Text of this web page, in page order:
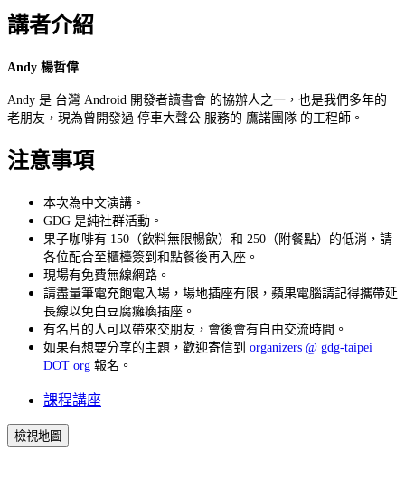
講者介紹
Andy 楊哲偉
Andy 是 台灣 Android 開發者讀書會 的協辦人之一，也是我們多年的
老朋友，現為曾開發過 停車大聲公 服務的 鷹諾團隊 的工程師。
注意事項
本次為中文演講。
GDG 是純社群活動。
果子咖啡有 150（飲料無限暢飲）和 250（附餐點）的低消，請
各位配合至櫃檯簽到和點餐後再入座。
現場有免費無線網路。
請盡量筆電充飽電入場，場地插座有限，蘋果電腦請記得攜帶延
長線以免白豆腐癱瘓插座。
有名片的人可以帶來交朋友，會後會有自由交流時間。
如果有想要分享的主題，歡迎寄信到 organizers @ gdg-taipei
DOT org 報名。
課程講座
檢視地圖